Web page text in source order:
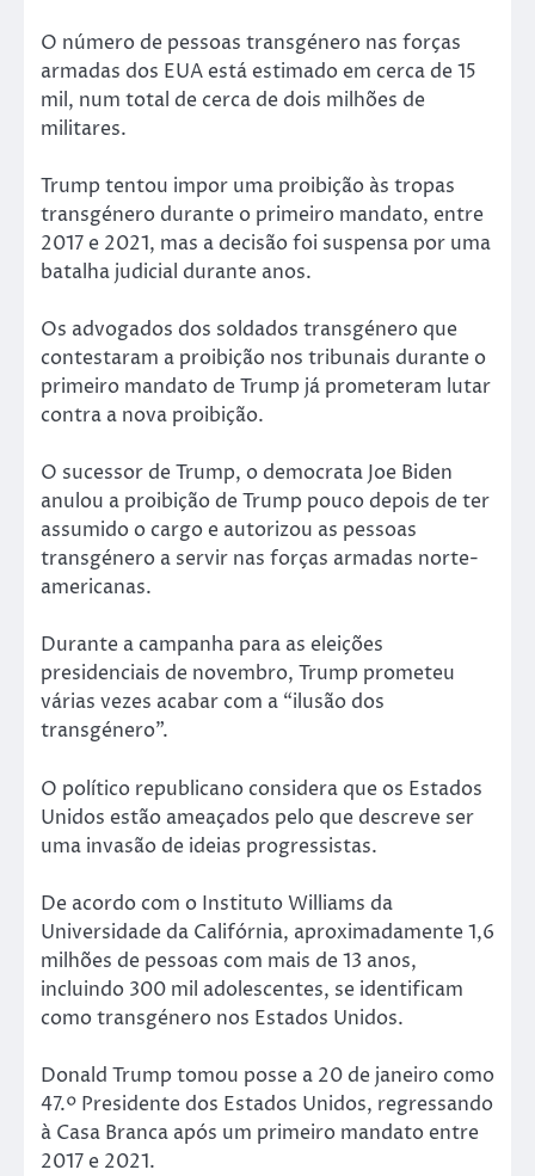
O número de pessoas transgénero nas forças
armadas dos EUA está estimado em cerca de 15
mil, num total de cerca de dois milhões de
militares.
Trump tentou impor uma proibição às tropas
transgénero durante o primeiro mandato, entre
2017 e 2021, mas a decisão foi suspensa por uma
batalha judicial durante anos.
Os advogados dos soldados transgénero que
contestaram a proibição nos tribunais durante o
primeiro mandato de Trump já prometeram lutar
contra a nova proibição.
O sucessor de Trump, o democrata Joe Biden
anulou a proibição de Trump pouco depois de ter
assumido o cargo e autorizou as pessoas
transgénero a servir nas forças armadas norte-
americanas.
Durante a campanha para as eleições
presidenciais de novembro, Trump prometeu
várias vezes acabar com a “ilusão dos
transgénero”.
O político republicano considera que os Estados
Unidos estão ameaçados pelo que descreve ser
uma invasão de ideias progressistas.
De acordo com o Instituto Williams da
Universidade da Califórnia, aproximadamente 1,6
milhões de pessoas com mais de 13 anos,
incluindo 300 mil adolescentes, se identificam
como transgénero nos Estados Unidos.
Donald Trump tomou posse a 20 de janeiro como
47.º Presidente dos Estados Unidos, regressando
à Casa Branca após um primeiro mandato entre
2017 e 2021.